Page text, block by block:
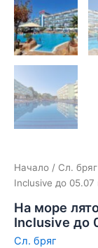
Начало / Сл. бряг
Inclusive до 05.07
На море
Inclusive до
Сл. бряг